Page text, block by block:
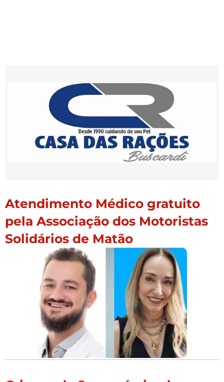
Atendimento Médico gratuito
pela Associação dos Motoristas
Solidários de Matão